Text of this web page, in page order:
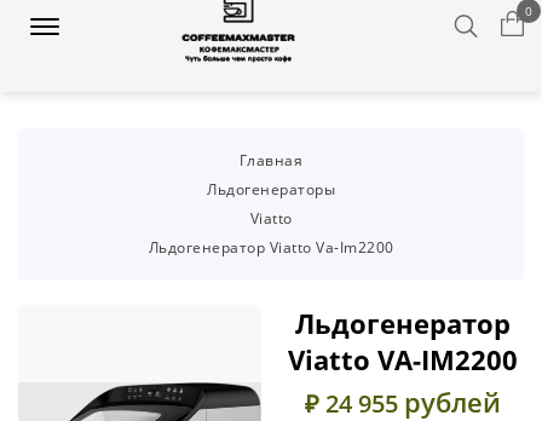
0
Главная
Льдогенераторы
Viatto
Льдогенератор Viatto Va-Im2200
Льдогенератор
Viatto VA-IM2200
₽ 24 955 рублей